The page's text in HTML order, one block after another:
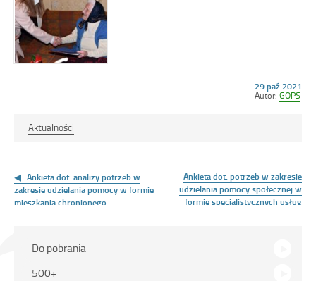
Opublikowano
w
29 paź 2021
Autor: GOPS
Aktualności
wpisu
Ankieta dot. analizy potrzeb w
zakresie udzielania pomocy w formie
mieszkania chronionego
Ankieta dot. potrzeb w zakresie
udzielania pomocy społecznej w
formie specjalistycznych usług
skróty
Do pobrania
500+